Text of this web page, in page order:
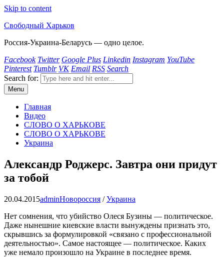
Skip to content
Свободный Харьков
Россия-Украина-Беларусь — одно целое.
Facebook Twitter Google Plus Linkedin Instagram YouTube
Pinterest Tumblr VK Email RSS Search
Search for:
Menu
Главная
Видео
СЛОВО О ХАРЬКОВЕ
СЛОВО О ХАРЬКОВЕ
Украина
Александр Роджерс. Завтра они придут
за тобой
20.04.2015adminНовороссия /Украина
Нет сомнения, что убийство Олеся Бузины — политическое.
Даже нынешние киевские власти вынуждены признать это,
скрывшись за формулировкой «связано с профессиональной
деятельностью». Самое настоящее — политическое. Каких
уже немало произошло на Украине в последнее время.